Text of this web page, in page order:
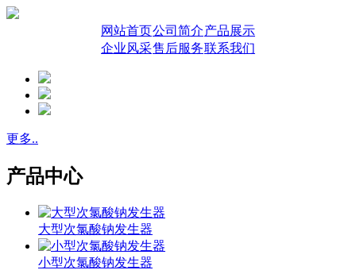
网站首页公司简介产品展示
企业风采售后服务联系我们
更多..
产品中心
大型次氯酸钠发生器
小型次氯酸钠发生器